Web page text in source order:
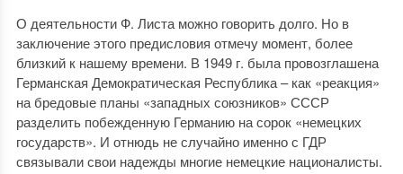
О деятельности Ф. Листа можно говорить долго. Но в
заключение этого предисловия отмечу момент, более
близкий к нашему времени. В 1949 г. была провозглашена
Германская Демократическая Республика – как «реакция»
на бредовые планы «западных союзников» СССР
разделить побежденную Германию на сорок «немецких
государств». И отнюдь не случайно именно с ГДР
связывали свои надежды многие немецкие националисты.